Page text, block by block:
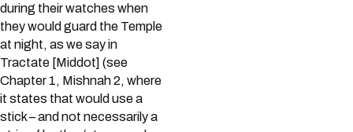
during their watches when
they would guard the Temple
at night, as we say in
Tractate [Middot] (see
Chapter 1, Mishnah 2, where
it states that would use a
stick – and not necessarily a